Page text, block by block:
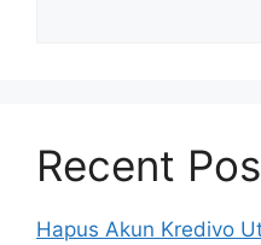
Recent
Hapus Akun Kredivo